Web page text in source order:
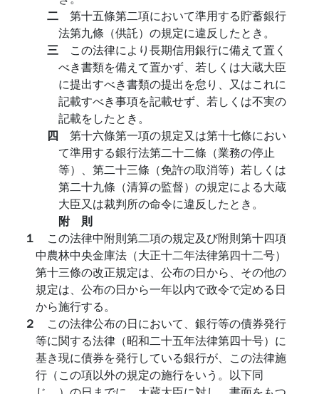
二 第十五條第二項において準用する貯蓄銀行
法第九條（供託）の規定に違反したとき。
三 この法律により長期信用銀行に備えて置く
べき書類を備えて置かず、若しくは大蔵大臣
に提出すべき書類の提出を怠り、又はこれに
記載すべき事項を記載せず、若しくは不実の
記載をしたとき。
四 第十六條第一項の規定又は第十七條におい
て準用する銀行法第二十二條（業務の停止
等）、第二十三條（免許の取消等）若しくは
第二十九條（清算の監督）の規定による大蔵
大臣又は裁判所の命令に違反したとき。
附 則
１ この法律中附則第二項の規定及び附則第十四項
中農林中央金庫法（大正十二年法律第四十二号）
第十三條の改正規定は、公布の日から、その他の
規定は、公布の日から一年以内で政令で定める日
から施行する。
２ この法律公布の日において、銀行等の債券発行
等に関する法律（昭和二十五年法律第四十号）に
基き現に債券を発行している銀行が、この法律施
行（この項以外の規定の施行をいう。以下同